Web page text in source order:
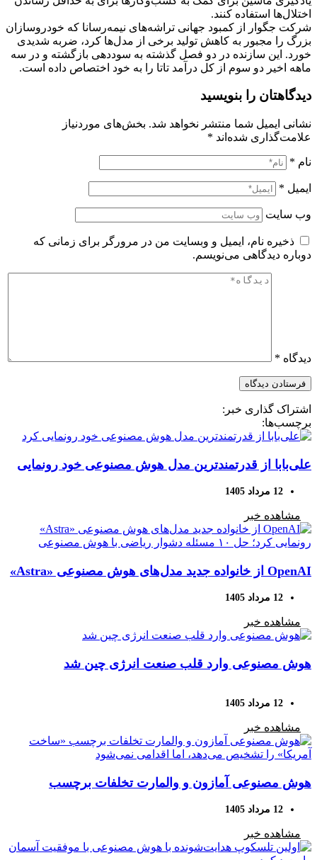
اختلال‌ها استفاده کنند.
شرکت جگوار از کمبود جهانی تراشه‌های نیمه‌رسانا که خودروسازان
بزرگ را مجبور به کاهش تولید برخی از مدل‌ها کرد، ضربه شدیدی
خورد. این سازنده در دو فصل گذشته به سوددهی بازگشته و در سه
ماهه اخیر دو سوم از کل درآمد تاتا را به خود اختصاص داده است.
دیدگاهتان را بنویسید
نشانی ایمیل شما منتشر نخواهد شد. بخش‌های موردنیاز
علامت‌گذاری شده‌اند *
نام *
ایمیل *
وب‌ سایت
ذخیره نام، ایمیل و وبسایت من در مرورگر برای زمانی که
دوباره دیدگاهی می‌نویسم.
دیدگاه *
اشتراک گذاری خبر:
برچسب‌ها:
علی‌بابا از قدرتمندترین مدل هوش مصنوعی خود رونمایی
12 مرداد 1405
مشاهده خبر
OpenAI از خانواده جدید مدل‌های هوش مصنوعی «Astra»
12 مرداد 1405
مشاهده خبر
هوش مصنوعی وارد قلب صنعت انرژی چین شد
12 مرداد 1405
مشاهده خبر
هوش مصنوعی آمازون و والمارت تخلفات برچسب
«ساخت آمریکا» را تشخیص می‌دهد، اما اقدامی نمی‌شود
12 مرداد 1405
مشاهده خبر